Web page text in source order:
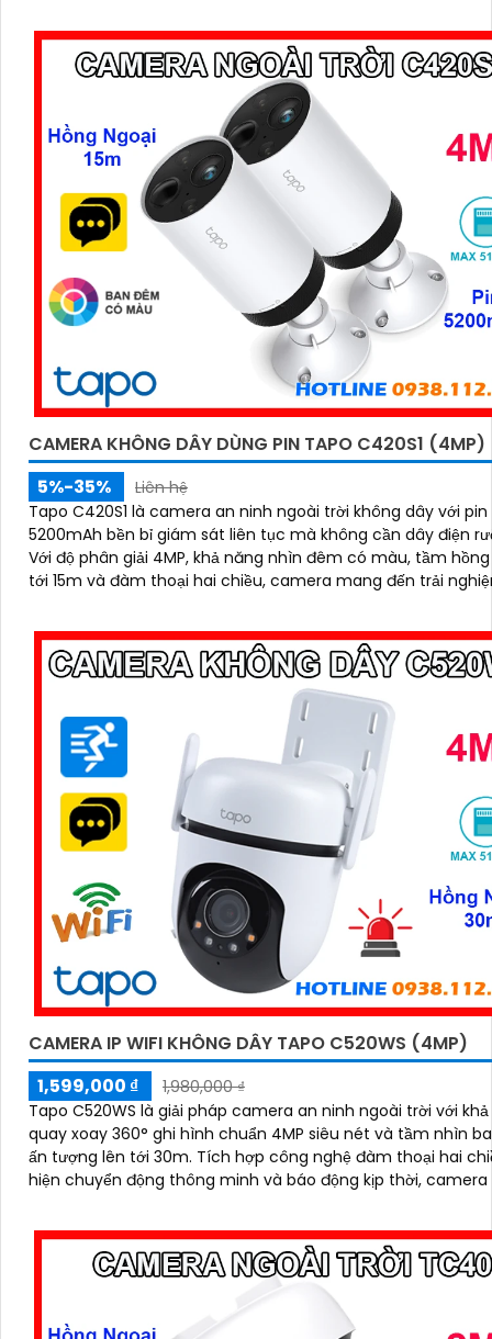
thời tiết độ bền cao và mức giá cực kỳ ưu đãi
CAMERA KHÔNG DÂY DÙNG PIN TAPO C420S1 (4MP)
5%-35%
Liên hệ
Tapo C420S1 là camera an ninh ngoài trời không dây với pin
5200mAh bền bỉ giám sát liên tục mà không cần dây điện
Với độ phân giải 4MP, khả năng nhìn đêm có màu, tầm
tới 15m và đàm thoại hai chiều, camera mang đến trải
CAMERA IP WIFI KHÔNG DÂY TAPO C520WS (4MP)
1,599,000 ₫
1,980,000 ₫
Tapo C520WS là giải pháp camera an ninh ngoài trời với
quay xoay 360° ghi hình chuẩn 4MP siêu nét và tầm nhìn
ấn tượng lên tới 30m. Tích hợp công nghệ đàm thoại hai chiều, phát
hiện chuyển động thông minh và báo động kịp thời, camera